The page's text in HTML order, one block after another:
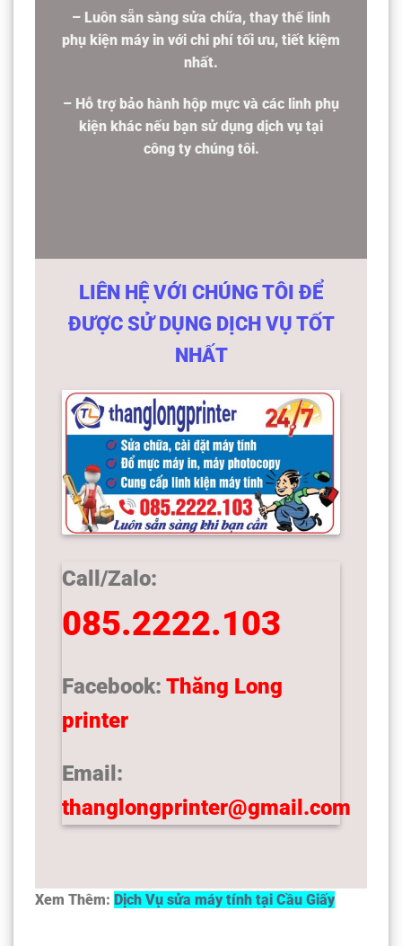
– Luôn sẵn sàng sửa chữa, thay thế linh
phụ kiện máy in với chi phí tối ưu, tiết kiệm
nhất.
– Hỗ trợ bảo hành hộp mực và các linh phụ
kiện khác nếu bạn sử dụng dịch vụ tại
công ty chúng tôi.
LIÊN HỆ VỚI CHÚNG TÔI ĐỂ
ĐƯỢC SỬ DỤNG DỊCH VỤ TỐT
NHẤT
Call/Zalo:
085.2222.103
Facebook: Thăng Long
printer
Email:
thanglongprinter@gmail.com
Xem Thêm: Dịch Vụ sửa máy tính tại Cầu Giấy